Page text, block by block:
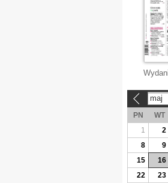
maj
PN WT
1
2
8
9
15
16
22
23